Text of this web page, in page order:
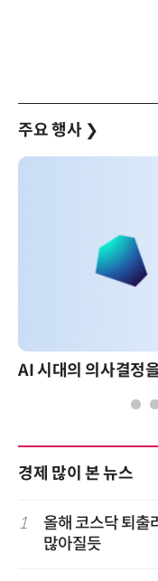
주요 행사 ❯
경제 많이 본 뉴스
1
올해 코스닥 퇴
많아질듯